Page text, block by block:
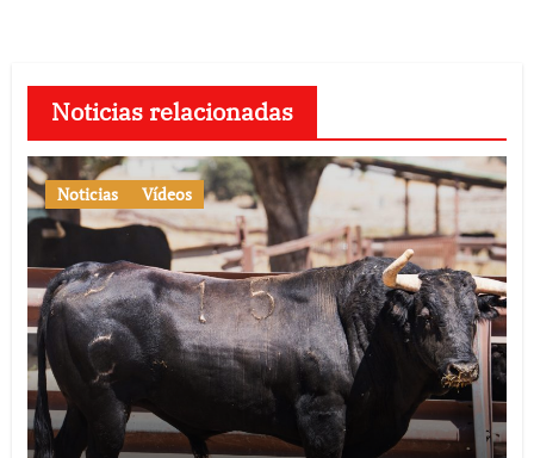
Noticias relacionadas
Noticias Vídeos